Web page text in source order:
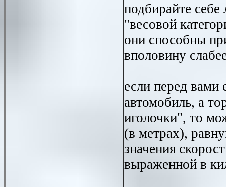
подбирайте себе
"весовой
они способны
вполовину
если перед вами
автомобиль, а
иголочки", то
(в метрах),
значения
выраженной в